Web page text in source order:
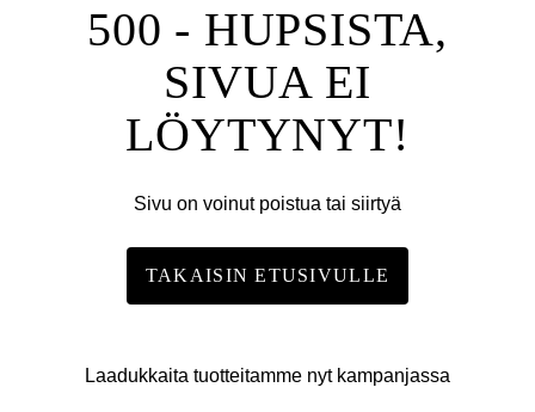
500 - HUPSISTA,
SIVUA EI
LÖYTYNYT!
Sivu on voinut poistua tai siirtyä
TAKAISIN ETUSIVULLE
Laadukkaita tuotteitamme nyt kampanjassa